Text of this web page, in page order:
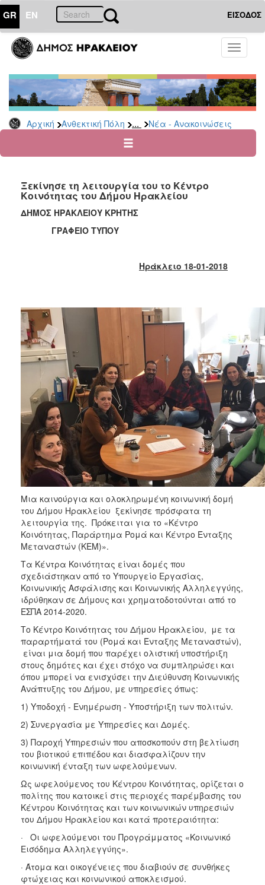
GR EN ΕΙΣΟΔΟΣ
Toggle
Αρχική Ανθεκτική Πόλη ... Νέα - Ανακοινώσεις
ΑΝΘΕΚΤΙΚΗ
ΠΟΛΗ
Κοινωνική
Πολιτική
Νέα
Ανακοινώσεις
για
Οικονομική
Αδυναμία
Φυσικές
Κέντρα
Δημιουργικής
Απασχόλησης
Παιδιών
(Κ.Δ.Α.Π.)
Κέντρα
Ημερήσιας
Φροντίδας
Ηλικιωμένων
(Κ.Η.Φ.Η.)
Κ.Δ.Α.Π.Α.μεΑ.
Αδειοδότηση
Έλεγχος
Βρεφονηπιακών
Σταθμών
Δημοτικό
Ιατρείο
Ξενώνας
Φιλοξενίας
Γυναικών
Κέντρο
Κοινότητας
Κοινωνικό
Φαρμακείο
Κοινωνικό
Παντοπωλείο
Ισότητα
των
Φύλων
Υγεία
Αυτόματοι
Απινιδωτές
ΔΗΜΟΣ
Ξεκίνησε τη λειτουργία του το Κέντρο
Κοινότητας του Δήμου Ηρακλείου
ΔΗΜΟΣ ΗΡΑΚΛΕΙΟΥ ΚΡΗΤΗΣ
ΓΡΑΦΕΙΟ ΤΥΠΟΥ
Ηράκλειο 18-01-2018
Μια καινούργια και ολοκληρωμένη κοινωνική δομή
του Δήμου Ηρακλείου ξεκίνησε πρόσφατα τη
λειτουργία της. Πρόκειται για το «Κέντρο
Κοινότητας, Παράρτημα Ρομά και Κέντρο Ένταξης
Μεταναστών (ΚΕΜ)».
Τα Κέντρα Κοινότητας είναι δομές που
σχεδιάστηκαν από το Υπουργείο Εργασίας,
Κοινωνικής Ασφάλισης και Κοινωνικής Αλληλεγγύης,
ιδρύθηκαν σε Δήμους και χρηματοδοτούνται από το
ΕΣΠΑ 2014-2020.
Το Κέντρο Κοινότητας του Δήμου Ηρακλείου, με τα
παραρτήματά του (Ρομά και Ένταξης Μεταναστών),
είναι μια δομή που παρέχει ολιστική υποστήριξη
στους δημότες και έχει στόχο να συμπληρώσει και
όπου μπορεί να ενισχύσει την Διεύθυνση Κοινωνικής
Ανάπτυξης του Δήμου, με υπηρεσίες όπως:
1) Υποδοχή - Ενημέρωση - Υποστήριξη των πολιτών.
2) Συνεργασία με Υπηρεσίες και Δομές.
3) Παροχή Υπηρεσιών που αποσκοπούν στη βελτίωση
του βιοτικού επιπέδου και διασφαλίζουν την
κοινωνική ένταξη των ωφελούμενων.
Ως ωφελούμενος του Κέντρου Κοινότητας, ορίζεται ο
πολίτης που κατοικεί στις περιοχές παρέμβασης του
Κέντρου Κοινότητας και των κοινωνικών υπηρεσιών
του Δήμου Ηρακλείου και κατά προτεραιότητα:
· Οι ωφελούμενοι του Προγράμματος «Κοινωνικό
Εισόδημα Αλληλεγγύης».
· Άτομα και οικογένειες που διαβιούν σε συνθήκες
φτώχειας και κοινωνικού αποκλεισμού.